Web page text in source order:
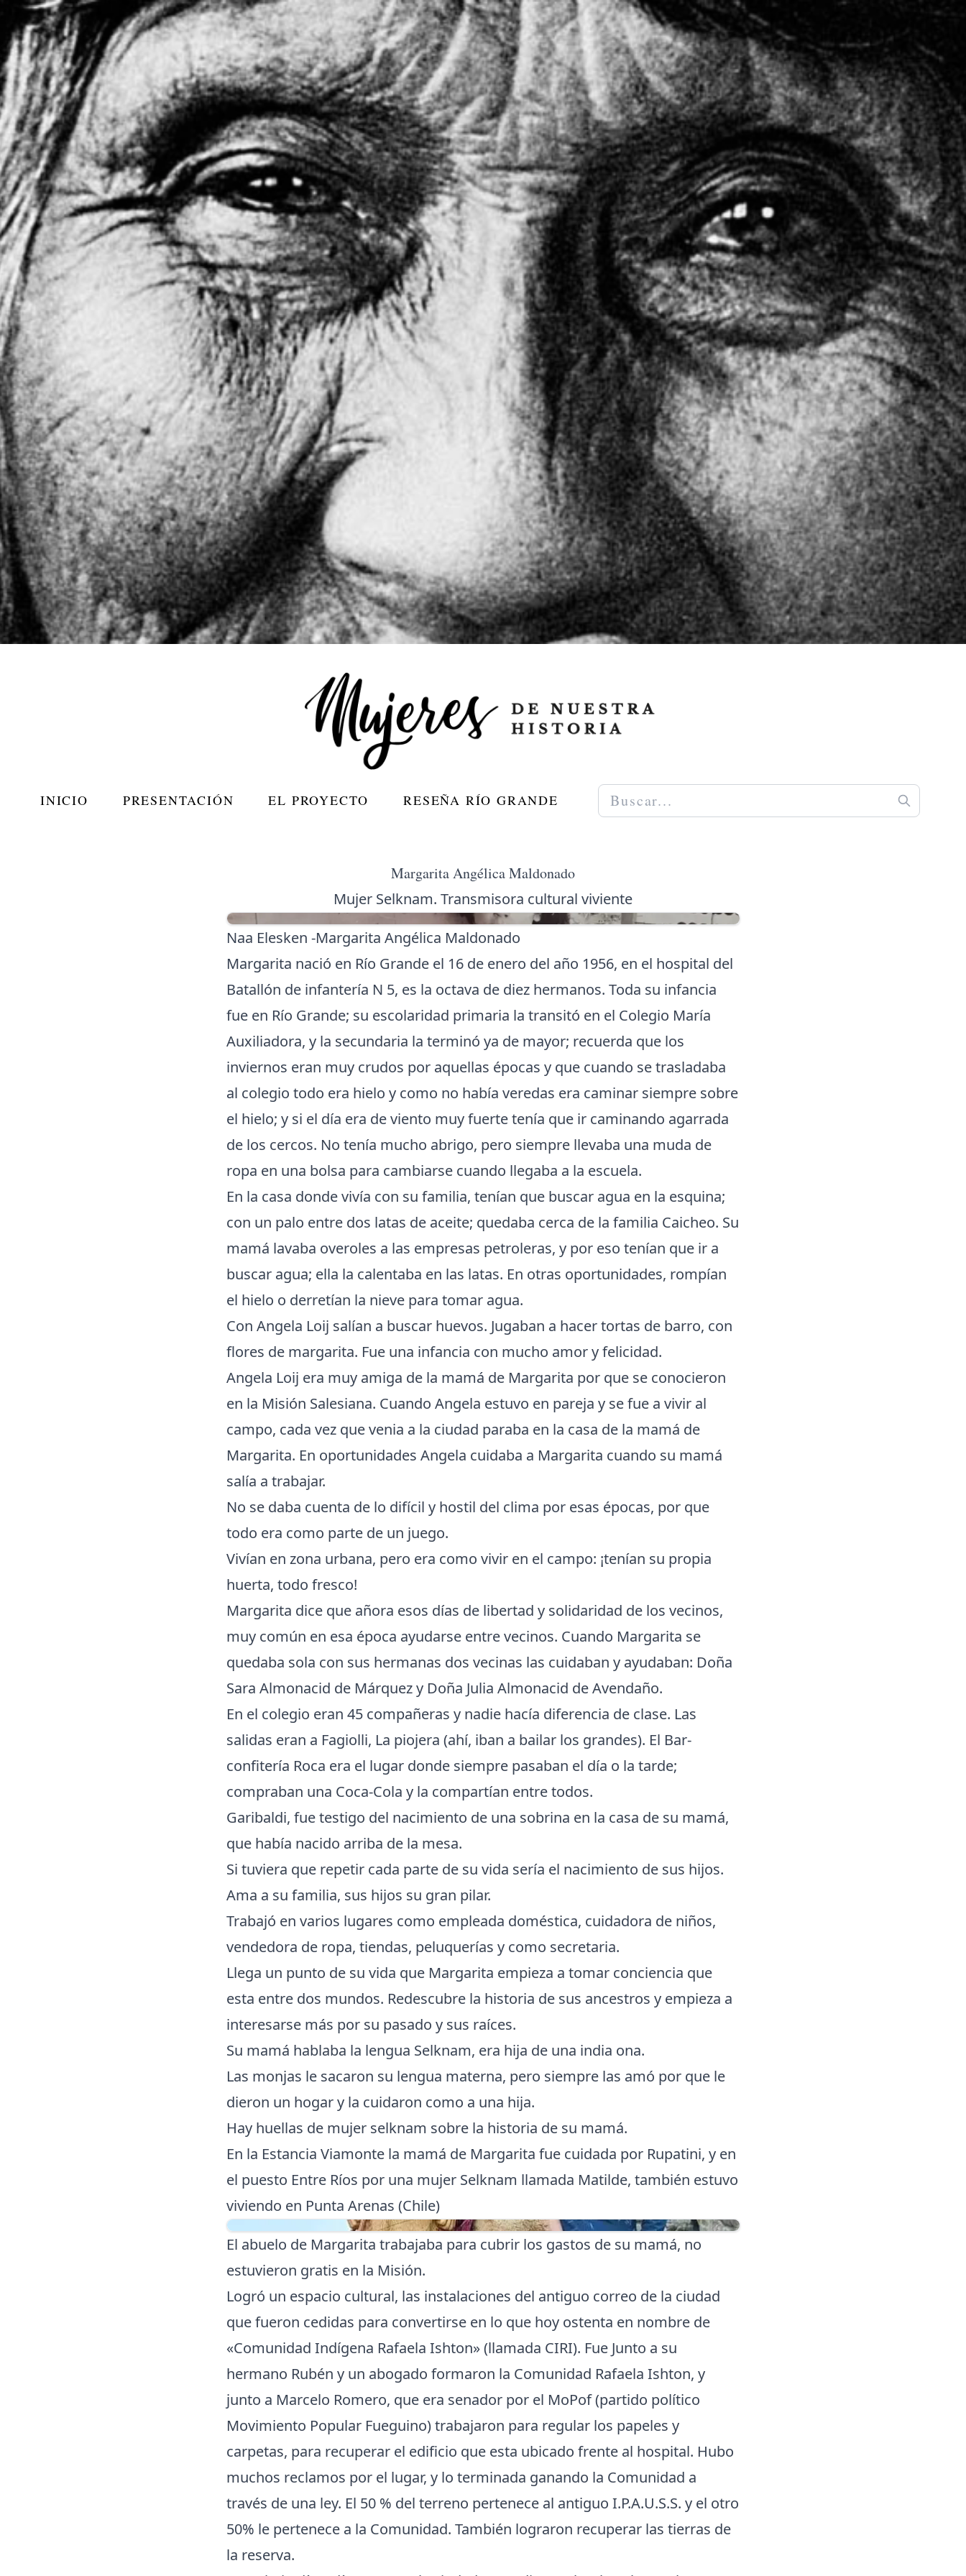
INICIO PRESENTACIÓN EL PROYECTO RESEÑA RÍO GRANDE
Margarita Angélica Maldonado
Mujer Selknam. Transmisora cultural viviente
Naa Elesken -Margarita Angélica Maldonado
Margarita nació en Río Grande el 16 de enero del año 1956, en el hospital del
Batallón de infantería N 5, es la octava de diez hermanos. Toda su infancia
fue en Río Grande; su escolaridad primaria la transitó en el Colegio María
Auxiliadora, y la secundaria la terminó ya de mayor; recuerda que los
inviernos eran muy crudos por aquellas épocas y que cuando se trasladaba
al colegio todo era hielo y como no había veredas era caminar siempre sobre
el hielo; y si el día era de viento muy fuerte tenía que ir caminando agarrada
de los cercos. No tenía mucho abrigo, pero siempre llevaba una muda de
ropa en una bolsa para cambiarse cuando llegaba a la escuela.
En la casa donde vivía con su familia, tenían que buscar agua en la esquina;
con un palo entre dos latas de aceite; quedaba cerca de la familia Caicheo. Su
mamá lavaba overoles a las empresas petroleras, y por eso tenían que ir a
buscar agua; ella la calentaba en las latas. En otras oportunidades, rompían
el hielo o derretían la nieve para tomar agua.
Con Angela Loij salían a buscar huevos. Jugaban a hacer tortas de barro, con
flores de margarita. Fue una infancia con mucho amor y felicidad.
Angela Loij era muy amiga de la mamá de Margarita por que se conocieron
en la Misión Salesiana. Cuando Angela estuvo en pareja y se fue a vivir al
campo, cada vez que venia a la ciudad paraba en la casa de la mamá de
Margarita. En oportunidades Angela cuidaba a Margarita cuando su mamá
salía a trabajar.
No se daba cuenta de lo difícil y hostil del clima por esas épocas, por que
todo era como parte de un juego.
Vivían en zona urbana, pero era como vivir en el campo: ¡tenían su propia
huerta, todo fresco!
Margarita dice que añora esos días de libertad y solidaridad de los vecinos,
muy común en esa época ayudarse entre vecinos. Cuando Margarita se
quedaba sola con sus hermanas dos vecinas las cuidaban y ayudaban: Doña
Sara Almonacid de Márquez y Doña Julia Almonacid de Avendaño.
En el colegio eran 45 compañeras y nadie hacía diferencia de clase. Las
salidas eran a Fagiolli, La piojera (ahí, iban a bailar los grandes). El Bar-
confitería Roca era el lugar donde siempre pasaban el día o la tarde;
compraban una Coca-Cola y la compartían entre todos.
Garibaldi, fue testigo del nacimiento de una sobrina en la casa de su mamá,
que había nacido arriba de la mesa.
Si tuviera que repetir cada parte de su vida sería el nacimiento de sus hijos.
Ama a su familia, sus hijos su gran pilar.
Trabajó en varios lugares como empleada doméstica, cuidadora de niños,
vendedora de ropa, tiendas, peluquerías y como secretaria.
Llega un punto de su vida que Margarita empieza a tomar conciencia que
esta entre dos mundos. Redescubre la historia de sus ancestros y empieza a
interesarse más por su pasado y sus raíces.
Su mamá hablaba la lengua Selknam, era hija de una india ona.
Las monjas le sacaron su lengua materna, pero siempre las amó por que le
dieron un hogar y la cuidaron como a una hija.
Hay huellas de mujer selknam sobre la historia de su mamá.
En la Estancia Viamonte la mamá de Margarita fue cuidada por Rupatini, y en
el puesto Entre Ríos por una mujer Selknam llamada Matilde, también estuvo
viviendo en Punta Arenas (Chile)
El abuelo de Margarita trabajaba para cubrir los gastos de su mamá, no
estuvieron gratis en la Misión.
Logró un espacio cultural, las instalaciones del antiguo correo de la ciudad
que fueron cedidas para convertirse en lo que hoy ostenta en nombre de
«Comunidad Indígena Rafaela Ishton» (llamada CIRI). Fue Junto a su
hermano Rubén y un abogado formaron la Comunidad Rafaela Ishton, y
junto a Marcelo Romero, que era senador por el MoPof (partido político
Movimiento Popular Fueguino) trabajaron para regular los papeles y
carpetas, para recuperar el edificio que esta ubicado frente al hospital. Hubo
muchos reclamos por el lugar, y lo terminada ganando la Comunidad a
través de una ley. El 50 % del terreno pertenece al antiguo I.P.A.U.S.S. y el otro
50% le pertenece a la Comunidad. También lograron recuperar las tierras de
la reserva.